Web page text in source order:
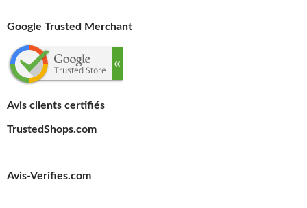
Google Trusted Merchant
Avis clients certifiés
TrustedShops.com
Avis-Verifies.com